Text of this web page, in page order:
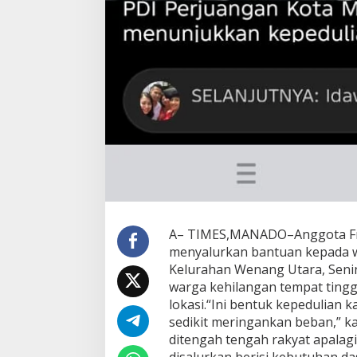
A– TIMES,MANADO–Anggota
menyalurkan bantuan kepada
Kelurahan Wenang Utara,
warga kehilangan tempat
lokasi.“Ini bentuk kepedulian
sedikit meringankan beban,”
ditengah tengah rakyat